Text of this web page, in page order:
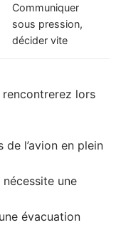
Communiquer
sous pression,
décider vite
lors
l’avion en plein
une
évacuation